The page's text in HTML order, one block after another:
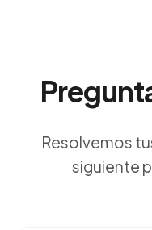
Resolvemos
siguiente